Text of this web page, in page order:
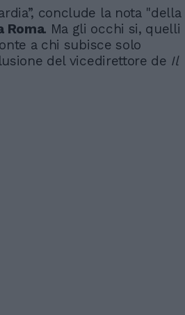
conclude la nota "della
Roma. Ma gli occhi si, quelli
a chi subisce solo
del vicedirettore de Il